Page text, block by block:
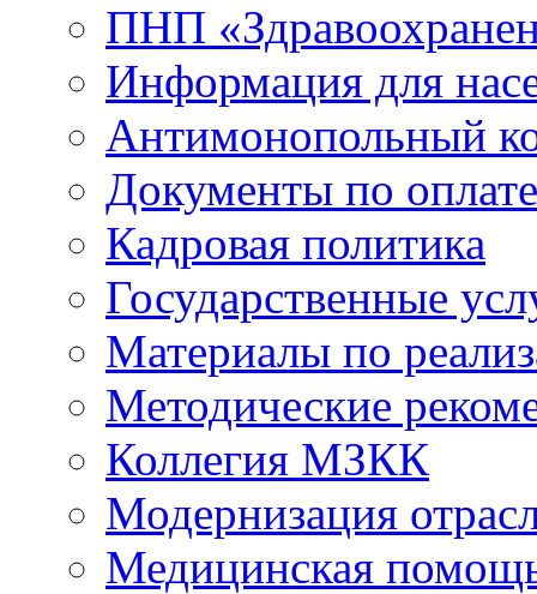
ПНП
Информация для
Антимонопольный
Документы по
Кадровая политика
Государственные
Материалы по
Методические
Коллегия МЗКК
Модернизация
Медицинская